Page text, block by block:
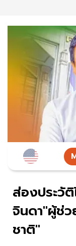
ส่องประวั
จินดา"ผู้ช่ว
ชาติ"